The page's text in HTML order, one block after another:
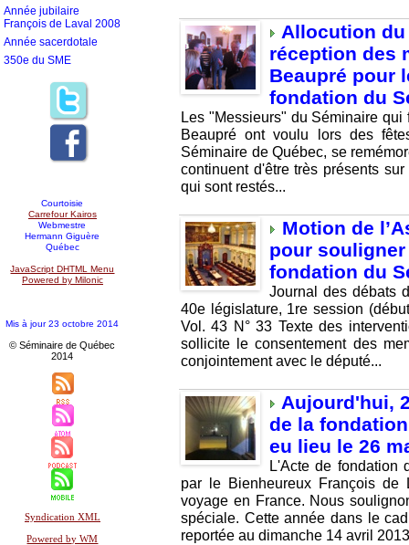
Année jubilaire
François de Laval 2008
Année sacerdotale
350e du SME
Courtoisie
Carrefour Kairos
Webmestre
Hermann Giguère
Québec
JavaScript DHTML Menu
Powered by Milonic
Mis à jour 23 octobre 2014
© Séminaire de Québec
2014
Syndication XML
Powered by WM
Allocution du
réception des
Beaupré pour
fondation du
Les "Messieurs" du Séminaire
Beaupré ont voulu lors des
Séminaire de Québec, se
continuent d'être très présents
qui sont restés...
Motion de
pour
fondation du
Journal des débats
40e législature, 1re session
Vol. 43 N° 33 Texte des
sollicite le consentement des
conjointement avec le député...
Aujourd'hui,
de la
eu lieu le 26
L'Acte de fondation
par le Bienheureux François
voyage en France. Nous
spéciale. Cette année dans le
reportée au dimanche 14 avril